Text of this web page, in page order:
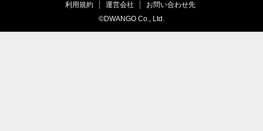
利用規約 運営会社
お問い合わせ先
©DWANGO Co., Ltd.